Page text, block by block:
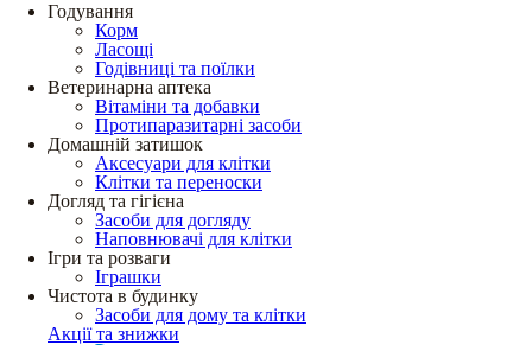
Годування
Корм
Ласощі
Годівниці та поїлки
Ветеринарна аптека
Вітаміни та добавки
Протипаразитарні засоби
Домашній затишок
Аксесуари для клітки
Клітки та переноски
Догляд та гігієна
Засоби для догляду
Наповнювачі для клітки
Ігри та розваги
Іграшки
Чистота в будинку
Засоби для дому та клітки
Акції та знижки